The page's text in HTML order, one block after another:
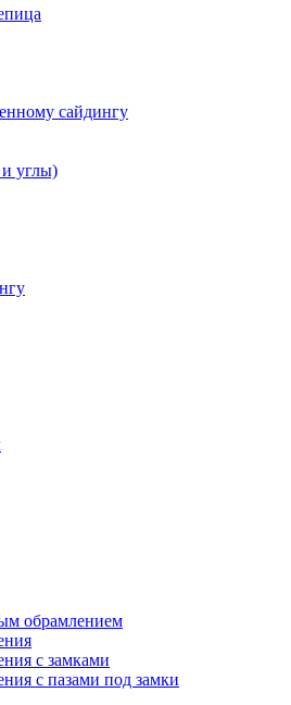
сайдингу
углы)
обрамлением
с замками
с пазами под замки